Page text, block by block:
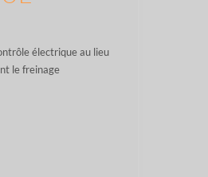
électrique au lieu
le freinage